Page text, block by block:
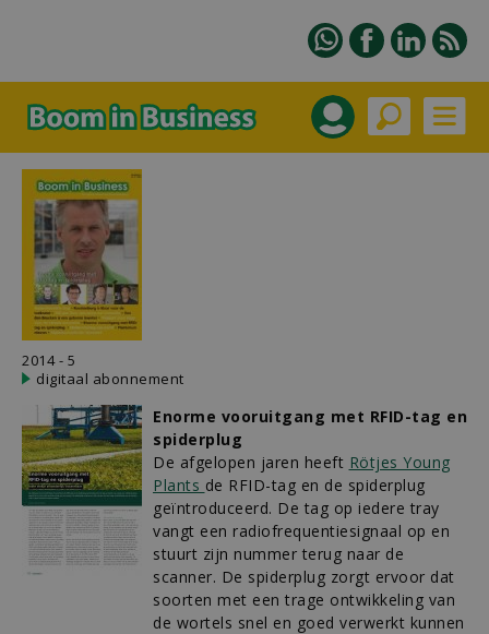
2014 - 5
digitaal abonnement
Enorme vooruitgang met RFID-tag en
spiderplug
De afgelopen jaren heeft Rötjes Young
Plants de RFID-tag en de spiderplug
geïntroduceerd. De tag op iedere tray
vangt een radiofrequentiesignaal op en
stuurt zijn nummer terug naar de
scanner. De spiderplug zorgt ervoor dat
soorten met een trage ontwikkeling van
de wortels snel en goed verwerkt kunnen